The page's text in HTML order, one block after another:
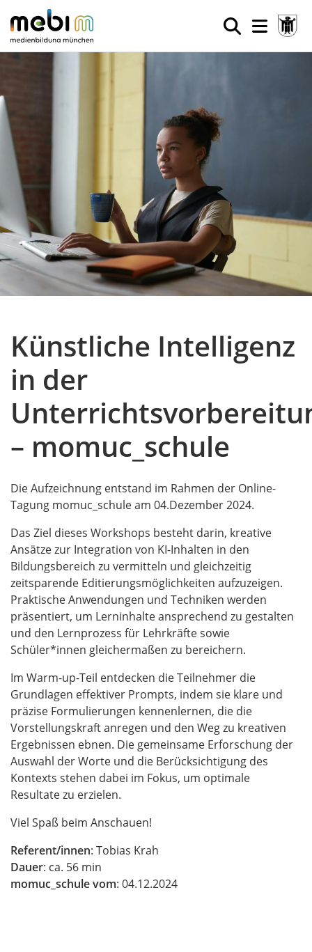
Künstliche Intelligenz
in der
– momuc_schule
Die Aufzeichnung entstand im Rahmen der Online-
Tagung momuc_schule am 04.Dezember 2024.
Das Ziel dieses Workshops besteht darin, kreative
Ansätze zur Integration von KI-Inhalten in den
Bildungsbereich zu vermitteln und gleichzeitig
zeitsparende Editierungsmöglichkeiten aufzuzeigen.
Praktische Anwendungen und Techniken werden
präsentiert, um Lerninhalte ansprechend zu gestalten
und den Lernprozess für Lehrkräfte sowie
Schüler*innen gleichermaßen zu bereichern.
Im Warm-up-Teil entdecken die Teilnehmer die
Grundlagen effektiver Prompts, indem sie klare und
präzise Formulierungen kennenlernen, die die
Vorstellungskraft anregen und den Weg zu kreativen
Ergebnissen ebnen. Die gemeinsame Erforschung der
Auswahl der Worte und die Berücksichtigung des
Kontexts stehen dabei im Fokus, um optimale
Resultate zu erzielen.
Viel Spaß beim Anschauen!
Referent/innen: Tobias Krah
Dauer: ca. 56 min
momuc_schule vom: 04.12.2024